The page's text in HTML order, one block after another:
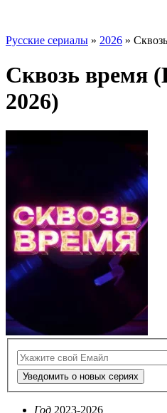
Русские сериалы » 2026 »
Сквозь время
2026)
Уведомить о новых сериях
Год 2023-2026